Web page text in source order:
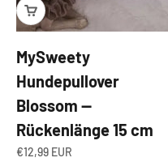
MySweety
Hundepullover
Blossom —
Rückenlänge 15 cm
Angebot
€12,99 EUR